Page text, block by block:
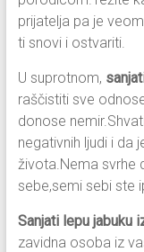
prijatelja pa je
ti snovi i ostvariti.
U suprotnom,
raščistiti sve
donose
negativnih ljudi i da
života.Nema svrhe
sebe,semi sebi ste
Sanjati lepu jabuku
zavidna osoba iz